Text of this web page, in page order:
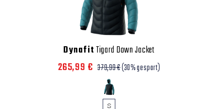
DynafitTigard Down Jacket
265,99 € 379,99 €(30% gespart)
S